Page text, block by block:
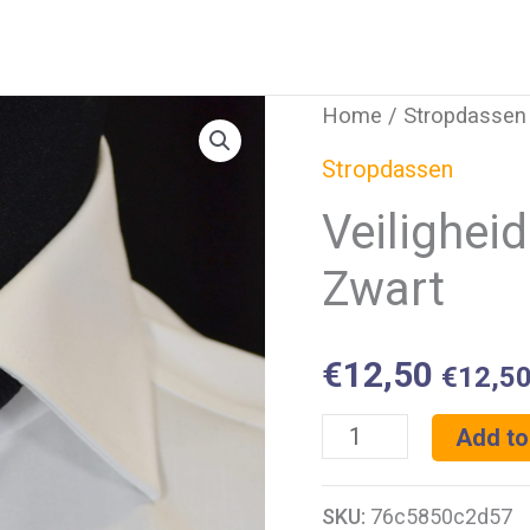
Home / Stropdassen
Stropdassen
Zwart
€12,50 €12,50
Veiligheidsstropdas
(Clipdas)
Zwart
Add
SKU: 76c5850c2d57